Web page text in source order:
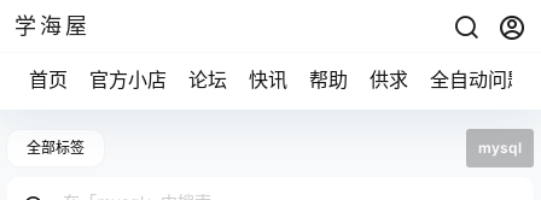
学海屋
首页 官方小店 论坛 快讯 帮助 供求 全自动问题
全部标签 mysql